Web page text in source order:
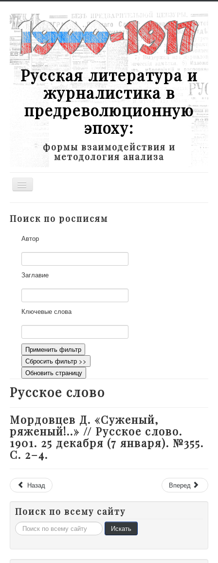
Русская литература и
журналистика в
предреволюционную
эпоху:
формы взаимодействия и
методология анализа
Toggle
Участники
Научная работа
Как работать с сайтом
Контакты
Поиск по росписям
Автор
Заглавие
Ключевые слова
Применить фильтр
Сбросить фильтр >>
Обновить страницу
Русское слово
Мордовцев Д. «Суженый,
ряженый!..» // Русское слово.
1901. 25 декабря (7 января). №355.
С. 2–4.
Назад Вперед
Поиск по всему сайту
Искать... Искать